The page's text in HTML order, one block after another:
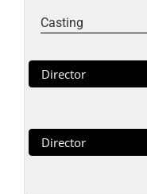
Casting
Director
Director